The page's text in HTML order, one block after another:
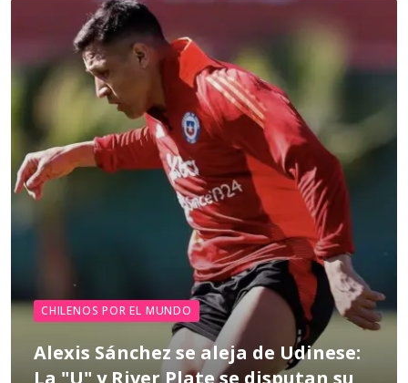
CHILENOS POR EL MUNDO
Alexis Sánchez se aleja de Udinese:
La "U" y River Plate se disputan su